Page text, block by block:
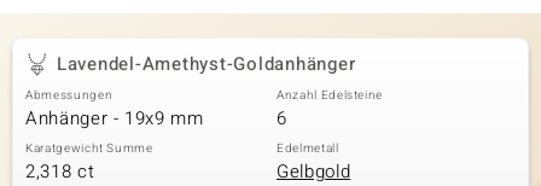
Lavendel-Amethyst-Goldanhänger
Abmessungen
Anhänger - 19x9 mm
Anzahl Edelsteine
6
Karatgewicht Summe
2,318 ct
Edelmetall
Gelbgold